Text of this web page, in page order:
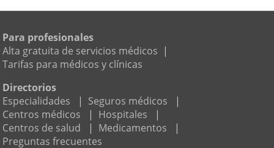
Para profesionales
Alta gratuita de servicios médicos |
Tarifas para médicos y clínicas
Directorios
Especialidades
| Seguros médicos
|
Centros médicos
| Hospitales
|
Centros de salud
| Medicamentos
|
Preguntas frecuentes